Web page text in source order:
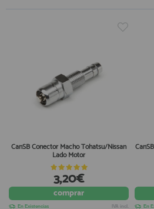
CanSB Conector Macho Tohatsu/Nissan
Lado Motor
3,20€
comprar
En Existencias IVA incl. En